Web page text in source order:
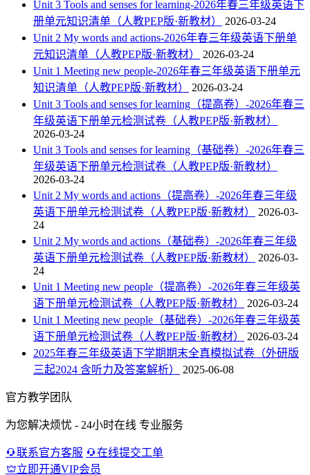
Unit 3 Tools and senses for learning-2026年春三年级英语下
册单元知识清单（人教PEP版·新教材）
2026-03-24
Unit 2 My words and actions-2026年春三年级英语下册单
元知识清单（人教PEP版·新教材）
2026-03-24
Unit 1 Meeting new people-2026年春三年级英语下册单元
知识清单（人教PEP版·新教材）
2026-03-24
Unit 3 Tools and senses for learning（提高卷）-2026年春三
年级英语下册单元检测试卷（人教PEP版·新教材）
2026-03-24
Unit 3 Tools and senses for learning（基础卷）-2026年春三
年级英语下册单元检测试卷（人教PEP版·新教材）
2026-03-24
Unit 2 My words and actions（提高卷）-2026年春三年级
英语下册单元检测试卷（人教PEP版·新教材）
2026-03-
24
Unit 2 My words and actions（基础卷）-2026年春三年级
英语下册单元检测试卷（人教PEP版·新教材）
2026-03-
24
Unit 1 Meeting new people（提高卷）-2026年春三年级英
语下册单元检测试卷（人教PEP版·新教材）
2026-03-24
Unit 1 Meeting new people（基础卷）-2026年春三年级英
语下册单元检测试卷（人教PEP版·新教材）
2026-03-24
2025年春三年级英语下学期期末全真模拟试卷（外研版
三起2024 含听力及答案解析）
2025-06-08
官方教学团队
为您解决烦忧 - 24小时在线 专业服务
联系官方客服
在线提交工单
立即开通VIP会员